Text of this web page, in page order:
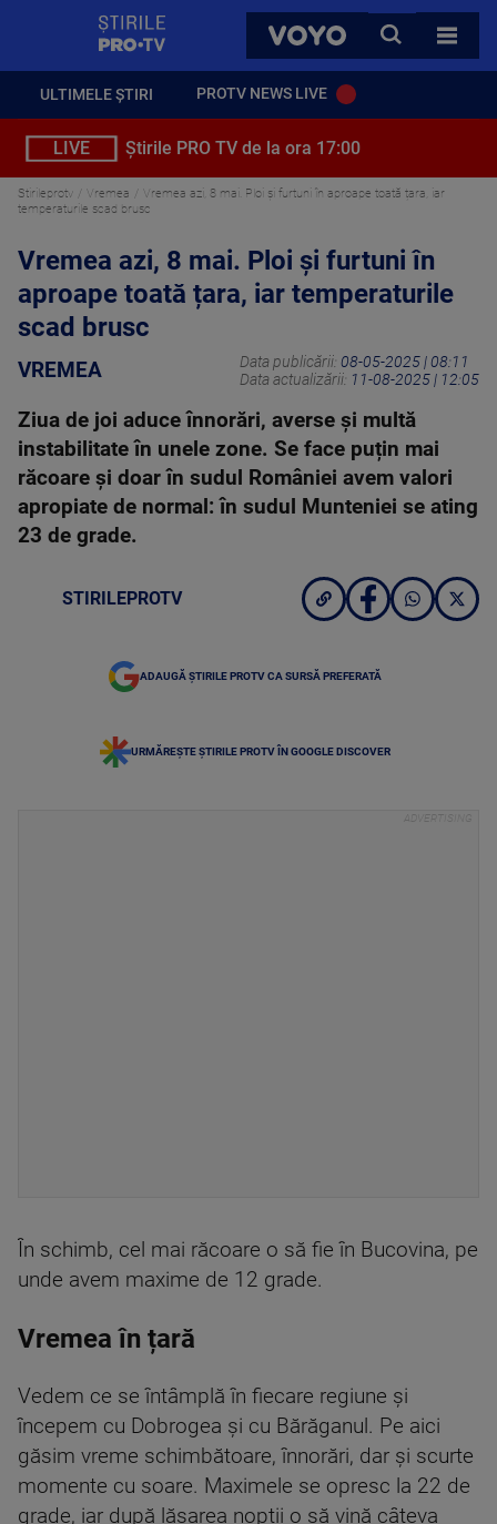
VOYO
CAUTA
TOATE
ULTIMELE ȘTIRI PROTV NEWS LIVE
LIVE Știrile PRO TV de la ora 17:00
Stirileprotv Vremea
Vremea azi, 8 mai. Ploi și furtuni în aproape toată țara, iar
temperaturile scad brusc
Vremea azi, 8 mai. Ploi și furtuni în
aproape toată țara, iar temperaturile
scad brusc
VREMEA Data publicării: 08-05-2025 | 08:11
Data actualizării: 11-08-2025 | 12:05
Ziua de joi aduce înnorări, averse și multă
instabilitate în unele zone. Se face puțin mai
răcoare și doar în sudul României avem valori
apropiate de normal: în sudul Munteniei se ating
23 de grade.
STIRILEPROTV
ADAUGĂ ȘTIRILE PROTV CA SURSĂ PREFERATĂ
URMĂREȘTE ȘTIRILE PROTV ÎN GOOGLE DISCOVER
În schimb, cel mai răcoare o să fie în Bucovina, pe
unde avem maxime de 12 grade.
Vremea în țară
Vedem ce se întâmplă în fiecare regiune și
începem cu Dobrogea și cu Bărăganul. Pe aici
găsim vreme schimbătoare, înnorări, dar și scurte
momente cu soare. Maximele se opresc la 22 de
grade, iar după lăsarea nopții o să vină câteva